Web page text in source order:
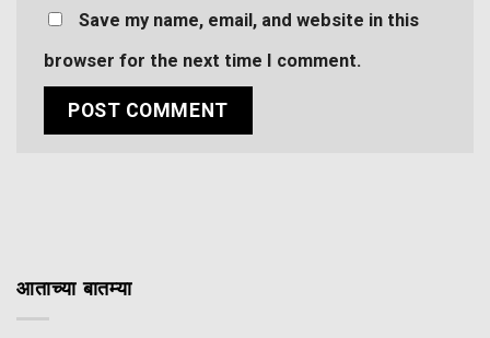
Save my name, email, and website in this
browser for the next time I comment.
आताच्या बातम्या